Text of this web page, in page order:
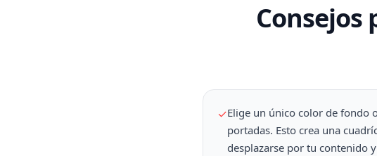
Consejos
✓Elige un único color de fondo
portadas. Esto crea una
desplazarse por tu contenido